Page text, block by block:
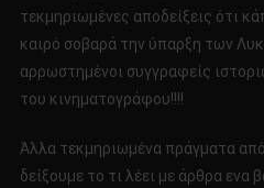
τεκμηριωμένες αποδείξεις ότι
καιρό σοβαρά την ύπαρξη των
αρρωστημένοι συγγραφείς
του κινηματογράφου!!!!
Άλλα τεκμηριωμένα πράγματα
δείξουμε το τι λέει με άρθρα ενα